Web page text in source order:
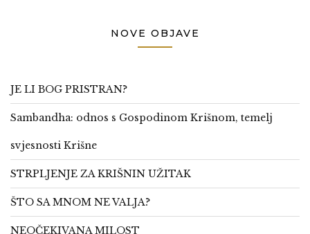
NOVE OBJAVE
JE LI BOG PRISTRAN?
Sambandha: odnos s Gospodinom Krišnom, temelj
svjesnosti Krišne
STRPLJENJE ZA KRIŠNIN UŽITAK
ŠTO SA MNOM NE VALJA?
NEOČEKIVANA MILOST